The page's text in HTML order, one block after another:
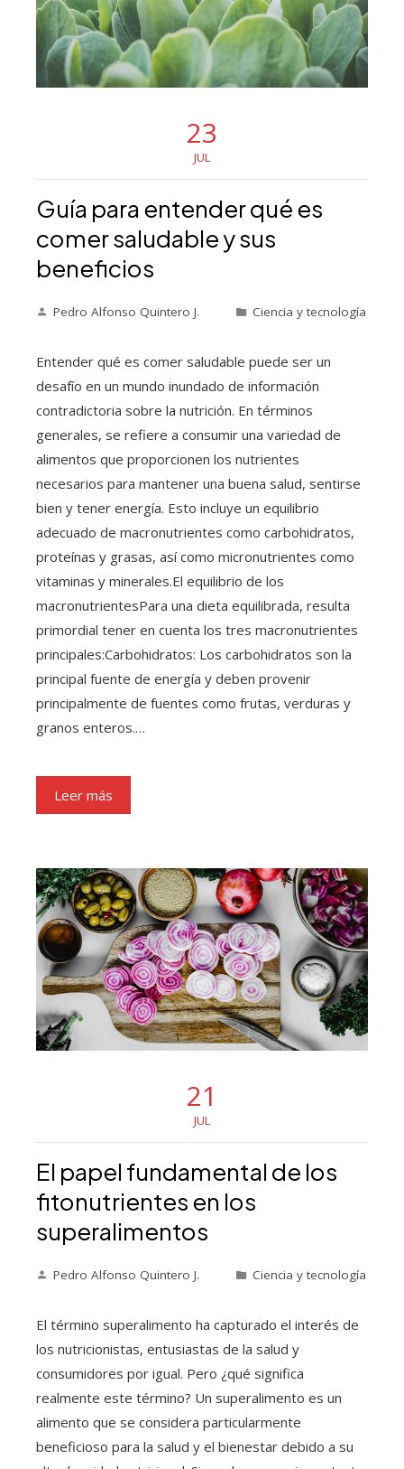
23
JUL
Guía para entender qué es
comer saludable y sus
beneficios
Pedro Alfonso Quintero J. Ciencia y tecnología
Entender qué es comer saludable puede ser un
desafío en un mundo inundado de información
contradictoria sobre la nutrición. En términos
generales, se refiere a consumir una variedad de
alimentos que proporcionen los nutrientes
necesarios para mantener una buena salud, sentirse
bien y tener energía. Esto incluye un equilibrio
adecuado de macronutrientes como carbohidratos,
proteínas y grasas, así como micronutrientes como
vitaminas y minerales.El equilibrio de los
macronutrientesPara una dieta equilibrada, resulta
primordial tener en cuenta los tres macronutrientes
principales:Carbohidratos: Los carbohidratos son la
principal fuente de energía y deben provenir
principalmente de fuentes como frutas, verduras y
granos enteros.…
Leer más
21
JUL
El papel fundamental de los
fitonutrientes en los
superalimentos
Pedro Alfonso Quintero J. Ciencia y tecnología
El término superalimento ha capturado el interés de
los nutricionistas, entusiastas de la salud y
consumidores por igual. Pero ¿qué significa
realmente este término? Un superalimento es un
alimento que se considera particularmente
beneficioso para la salud y el bienestar debido a su